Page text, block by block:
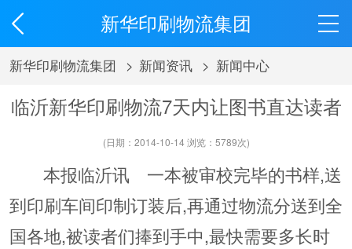
新华印刷物流集团
新华印刷物流集团 > 新闻资讯 > 新闻中心
临沂新华印刷物流7天内让图书直达读者
(日期：2014-10-14 浏览： 5789次)
本报临沂讯 一本被审校完毕的书样,送
到印刷车间印制订装后,再通过物流分送到全
国各地,被读者们捧到手中,最快需要多长时